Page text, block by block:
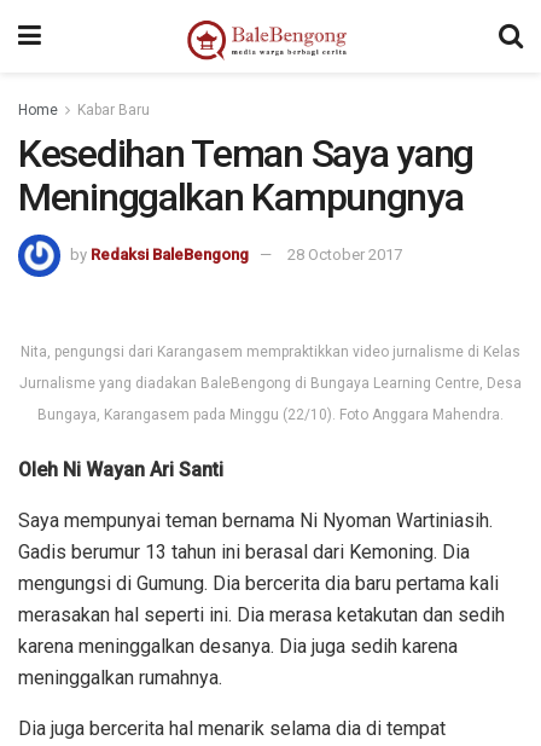
Home Kabar Baru
Kesedihan Teman Saya yang
Meninggalkan Kampungnya
by Redaksi BaleBengong 28 October 2017
Nita, pengungsi dari Karangasem mempraktikkan video jurnalisme di Kelas
Jurnalisme yang diadakan BaleBengong di Bungaya Learning Centre, Desa
Bungaya, Karangasem pada Minggu (22/10). Foto Anggara Mahendra.
Oleh Ni Wayan Ari Santi
Saya mempunyai teman bernama Ni Nyoman Wartiniasih.
Gadis berumur 13 tahun ini berasal dari Kemoning. Dia
mengungsi di Gumung. Dia bercerita dia baru pertama kali
merasakan hal seperti ini. Dia merasa ketakutan dan sedih
karena meninggalkan desanya. Dia juga sedih karena
meninggalkan rumahnya.
Dia juga bercerita hal menarik selama dia di tempat